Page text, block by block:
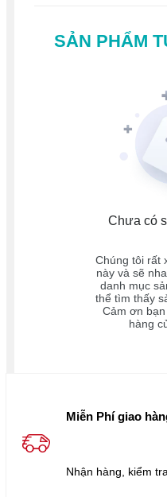
SẢN PHẨM
Chưa có
Chúng tôi rất
này và sẽ
danh mục
thể tìm thấy
Cảm ơn
hàng
Miễn Phí giao
Nhận hàng, kiểm